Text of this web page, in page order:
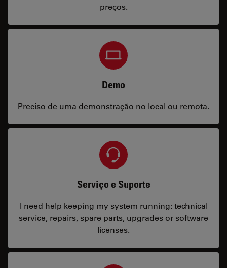
preços.
Demo
Preciso de uma demonstração no local ou remota.
Serviço e Suporte
I need help keeping my system running: technical
service, repairs, spare parts, upgrades or software
licenses.